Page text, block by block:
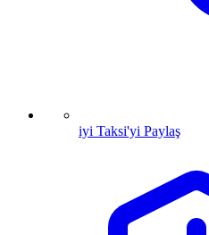
iyi Taksi'yi Paylaş